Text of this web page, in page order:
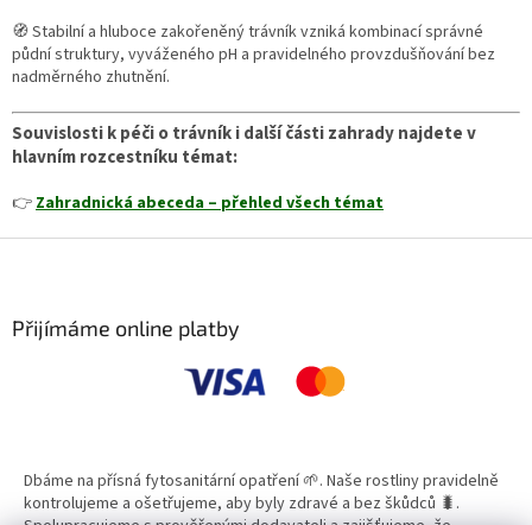
🧭 Stabilní a hluboce zakořeněný trávník vzniká kombinací správné
půdní struktury, vyváženého pH a pravidelného provzdušňování bez
nadměrného zhutnění.
Souvislosti k péči o trávník i další části zahrady najdete v
hlavním rozcestníku témat:
👉 Zahradnická abeceda – přehled všech témat
Přijímáme online platby
Dbáme na přísná fytosanitární opatření 🌱. Naše rostliny pravidelně
kontrolujeme a ošetřujeme, aby byly zdravé a bez škůdců 🐛.